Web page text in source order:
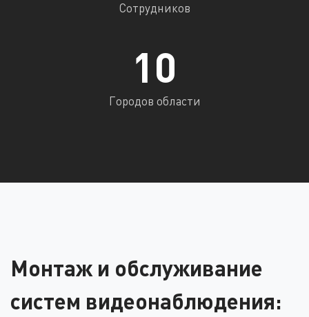
Сотрудников
10
Городов области
Монтаж и обслуживание
систем видеонаблюдения: